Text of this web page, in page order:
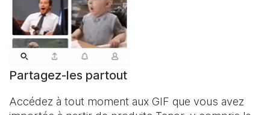
Partagez-les partout
Accédez à tout moment aux GIF que vous avez